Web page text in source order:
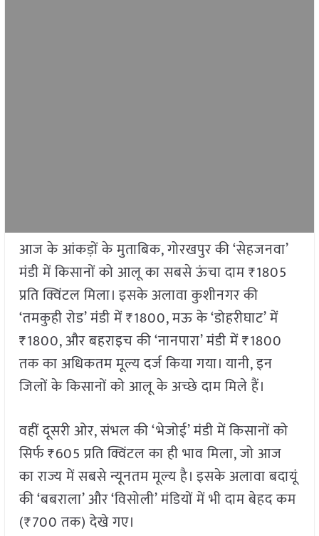
आज के आंकड़ों के मुताबिक, गोरखपुर की ‘सेहजनवा’
मंडी में किसानों को आलू का सबसे ऊंचा दाम ₹1805
प्रति क्विंटल मिला। इसके अलावा कुशीनगर की
‘तमकुही रोड’ मंडी में ₹1800, मऊ के ‘डोहरीघाट’ में
₹1800, और बहराइच की ‘नानपारा’ मंडी में ₹1800
तक का अधिकतम मूल्य दर्ज किया गया। यानी, इन
जिलों के किसानों को आलू के अच्छे दाम मिले हैं।
वहीं दूसरी ओर, संभल की ‘भेजोई’ मंडी में किसानों को
सिर्फ ₹605 प्रति क्विंटल का ही भाव मिला, जो आज
का राज्य में सबसे न्यूनतम मूल्य है। इसके अलावा बदायूं
की ‘बबराला’ और ‘विसोली’ मंडियों में भी दाम बेहद कम
(₹700 तक) देखे गए।